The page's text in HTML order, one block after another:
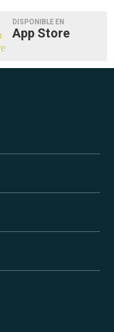
DISPONIBLE EN
App Store